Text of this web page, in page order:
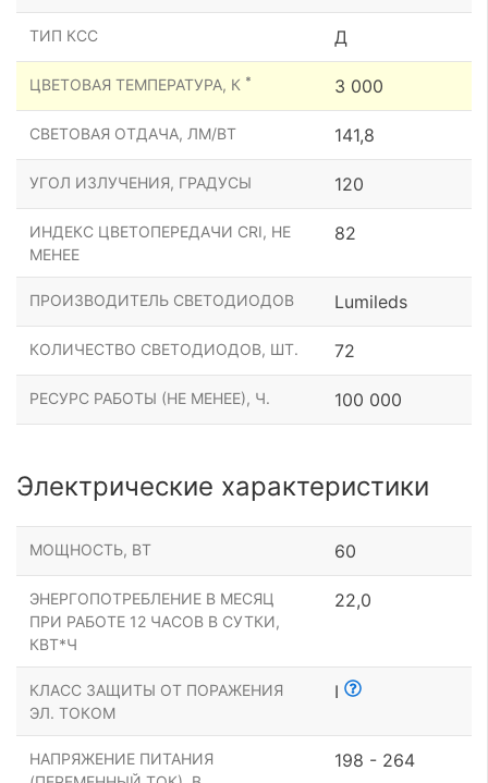
ТИП КСС Д
ЦВЕТОВАЯ ТЕМПЕРАТУРА, К * 3 000
СВЕТОВАЯ ОТДАЧА, ЛМ/ВТ 141,8
УГОЛ ИЗЛУЧЕНИЯ, ГРАДУСЫ 120
ИНДЕКС ЦВЕТОПЕРЕДАЧИ CRI, НЕ
МЕНЕЕ
82
ПРОИЗВОДИТЕЛЬ СВЕТОДИОДОВ Lumileds
КОЛИЧЕСТВО СВЕТОДИОДОВ, ШТ. 72
РЕСУРС РАБОТЫ (НЕ МЕНЕЕ), Ч. 100 000
Электрические характеристики
МОЩНОСТЬ, ВТ 60
ЭНЕРГОПОТРЕБЛЕНИЕ В МЕСЯЦ
ПРИ РАБОТЕ 12 ЧАСОВ В СУТКИ,
КВТ*Ч
22,0
КЛАСС ЗАЩИТЫ ОТ ПОРАЖЕНИЯ
ЭЛ. ТОКОМ
I
НАПРЯЖЕНИЕ ПИТАНИЯ
198 - 264